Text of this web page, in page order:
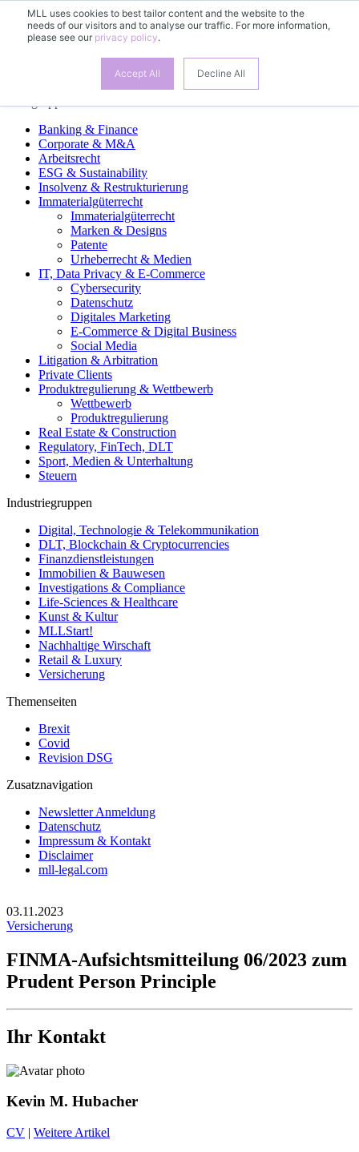
MLL uses cookies to best tailor content and the website to the
needs of our visitors and to analyse our traffic. For more information,
please see our privacy policy.
Accept All Decline All
Banking & Finance
Corporate & M&A
Arbeitsrecht
ESG & Sustainability
Insolvenz & Restrukturierung
Immaterialgüterrecht
Immaterialgüterrecht
Marken & Designs
Patente
Urheberrecht & Medien
IT, Data Privacy & E-Commerce
Cybersecurity
Datenschutz
Digitales Marketing
E-Commerce & Digital Business
Social Media
Litigation & Arbitration
Private Clients
Produktregulierung & Wettbewerb
Wettbewerb
Produktregulierung
Real Estate & Construction
Regulatory, FinTech, DLT
Sport, Medien & Unterhaltung
Steuern
Industriegruppen
Digital, Technologie & Telekommunikation
DLT, Blockchain & Cryptocurrencies
Finanzdienstleistungen
Immobilien & Bauwesen
Investigations & Compliance
Life-Sciences & Healthcare
Kunst & Kultur
MLLStart!
Nachhaltige Wirschaft
Retail & Luxury
Versicherung
Themenseiten
Brexit
Covid
Revision DSG
Zusatznavigation
Newsletter Anmeldung
Datenschutz
Impressum & Kontakt
Disclaimer
mll-legal.com
03.11.2023
Versicherung
FINMA-Aufsichtsmitteilung 06/2023 zum
Prudent Person Principle
Ihr Kontakt
Kevin M. Hubacher
CV | Weitere Artikel